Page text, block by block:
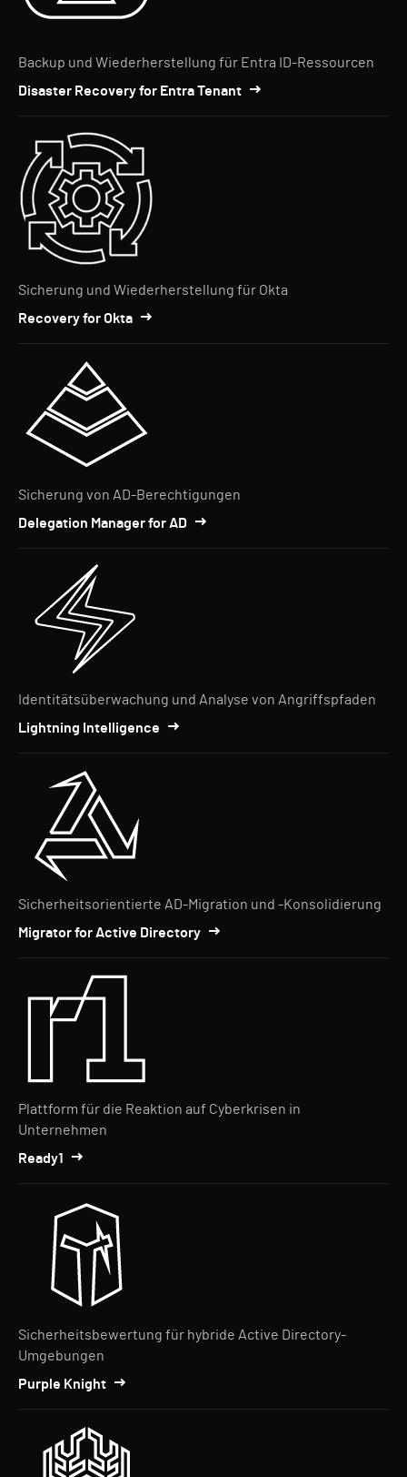
Backup und Wiederherstellung für Entra ID-Ressourcen
Disaster Recovery for Entra Tenant
Sicherung und Wiederherstellung für Okta
Recovery for Okta
Sicherung von AD-Berechtigungen
Delegation Manager for AD
Identitätsüberwachung und Analyse von Angriffspfaden
Lightning Intelligence
Sicherheitsorientierte AD-Migration und -Konsolidierung
Migrator for Active Directory
Plattform für die Reaktion auf Cyberkrisen in
Unternehmen
Ready1
Sicherheitsbewertung für hybride Active Directory-
Umgebungen
Purple Knight